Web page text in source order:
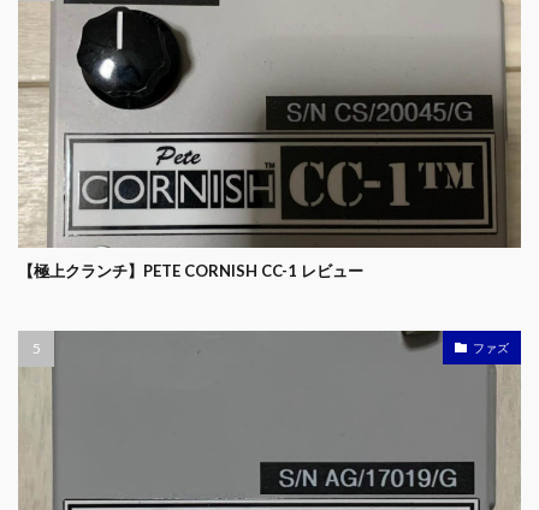
【極上クランチ】PETE CORNISH CC-1 レビュー
ファズ